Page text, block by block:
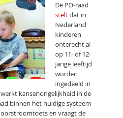
De PO-raad
steltdat in
Nederland
kinderen
onterecht al
op 11- of 12-
jarige leeftijd
worden
ingedeeld in
kansenongelijkheid in de
binnen het huidige systeem
en vraagt de